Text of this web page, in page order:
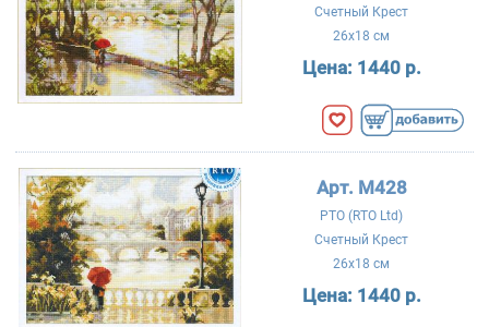
Счетный Крест
26x18 см
Цена: 1440 р.
Арт. M428
РТО (RTO Ltd)
Счетный Крест
26x18 см
Цена: 1440 р.